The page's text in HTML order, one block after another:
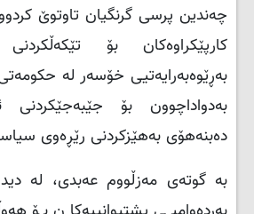
چەندین پرسی گرنگیان تاوتوێ
کارپێکراوەکان بۆ
بەڕێوەبەرایەتیی خۆسەر لە
بەدواداچوون بۆ جێبەجێکردنی
دەبنەهۆی بەهێزکردنی رێڕەوی
بە گوتەی مەزڵووم عەبدی، لە